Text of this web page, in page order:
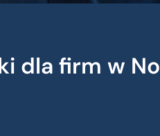
dla firm w